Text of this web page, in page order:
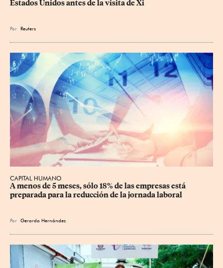
Estados Unidos antes de la visita de Xi
Por Reuters
CAPITAL HUMANO
A menos de 5 meses, sólo 18% de las empresas está
preparada para la reducción de la jornada laboral
Por Gerardo Hernández